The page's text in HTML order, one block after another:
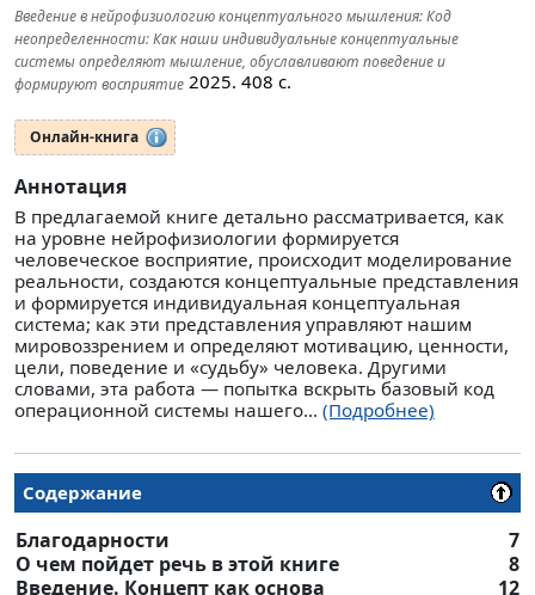
Введение в нейрофизиологию концептуального мышления: Код
неопределенности: Как наши индивидуальные концептуальные
системы определяют мышление, обуславливают поведение и
формируют восприятие 2025. 408 с.
Онлайн-книга
Аннотация
В предлагаемой книге детально рассматривается, как
на уровне нейрофизиологии формируется
человеческое восприятие, происходит моделирование
реальности, создаются концептуальные представления
и формируется индивидуальная концептуальная
система; как эти представления управляют нашим
мировоззрением и определяют мотивацию, ценности,
цели, поведение и «судьбу» человека. Другими
словами, эта работа — попытка вскрыть базовый код
операционной системы нашего... (Подробнее)
Содержание
Благодарности
7
О чем пойдет речь в этой книге
8
Введение. Концепт как основа
12